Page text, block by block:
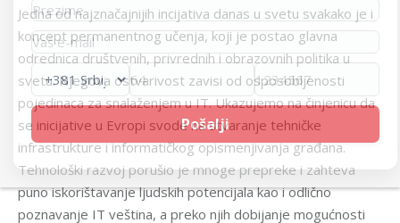
Jedna od najznačajnijih incijativa danas u svetu svakako je i
koncept permanentnog učenja, koji je postao glavna
odrednica društvenih, privrednih i obrazovnih politika u
svetu. Njegova ostvarivost zavisi od osposobljenosti
pojedinaca za snalaženjem u IT. Ukazujemo na činjenicu da
se inicijative u Evropi svode na stvaranje tehničke
infrastrukture i informatičkog opismenjivanja građana.
Tehnološki razvoj porušio je mnoge prepreke i zahteva
puno iskorištavanje ljudskih potencijala kao i odlično
poznavanje IT veština, a preko njih dobijanje mogućnosti